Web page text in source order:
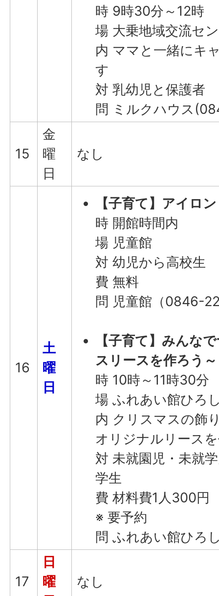
時 9時30分～12時
場 大乗地域交流セ
内 ママと一緒にキ
す
対 乳幼児と保護者
問 ミルクハウス
15
金
曜
日
なし
16
土
曜
日
【子育て】 アイロ
時 開館時間内
場 児童館
対 幼児から高校生
費 無料
問 児童館（0846-
【子育て】みんな
スリースを作ろう～
時 10時～11時30分
場 ふれあい館ひろ
内 クリスマスの飾
オリジナルリース
対 未就園児・未就
学生
費 材料費1人300円
※ 要予約
問 ふれあい館ひろ
17
日
曜
なし